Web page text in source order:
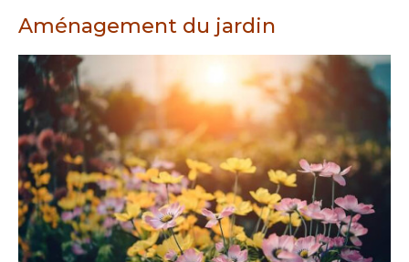
Aménagement du jardin